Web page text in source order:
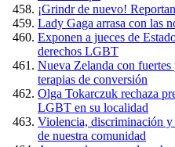
¡Grindr de nuevo!
Lady Gaga arrasa con las
Exponen a jueces de
derechos LGBT
Nueva Zelanda con
terapias de conversión
Olga Tokarczuk rechaza
LGBT en su localidad
Violencia, discriminación y
de nuestra comunidad